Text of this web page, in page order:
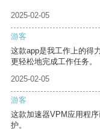
2025-02-05
游客
这款app是我工作上的得
更轻松地完成工作任务。
2025-02-05
游客
这款加速器VPM应用程
护。